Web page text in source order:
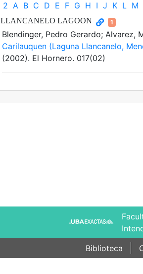
2 A B C D E F G H I J K L M
LLANCANELO LAGOON 1
Blendinger, Pedro Gerardo; Alvarez,
Carilauquen (Laguna Llancanelo,
(2002). El Hornero. 017(02)
Biblioteca